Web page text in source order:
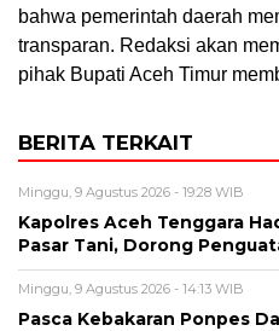
bahwa pemerintah daerah
transparan. Redaksi akan
pihak Bupati Aceh Timur
BERITA TERKAIT
Minggu, 9 Agustus 2026 - 19:28 WIB
Kapolres Aceh Tenggara
Pasar Tani, Dorong
Minggu, 9 Agustus 2026 - 14:13 WIB
Pasca Kebakaran Ponpes